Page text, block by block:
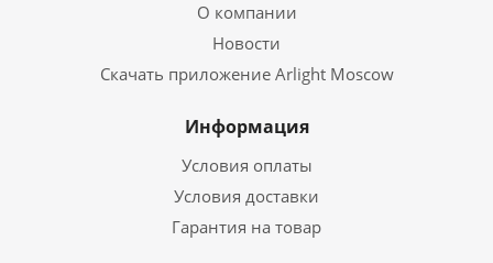
О компании
Новости
Скачать приложение Arlight Moscow
Информация
Условия оплаты
Условия доставки
Гарантия на товар